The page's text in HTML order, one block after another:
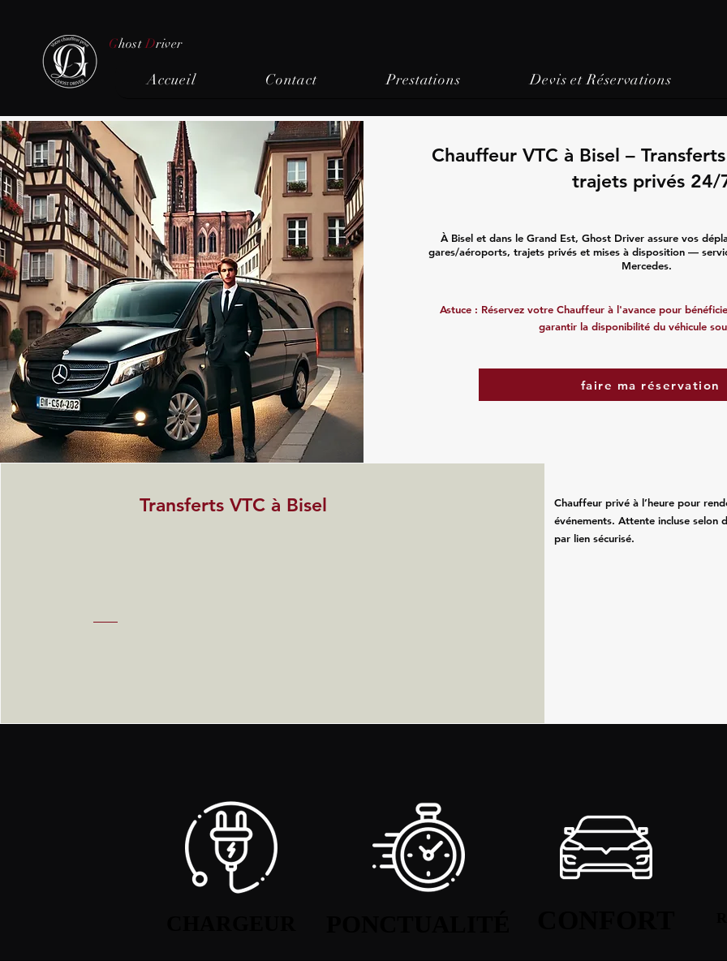
Ghost Driver
Accueil Contact Prestations Devis et Réservations
Chauffeur VTC à Bisel –
trajets privés 24/
À Bisel et dans le Grand Est, Ghost Driver assure vos
gares/aéroports, trajets privés et mises à disposition —
Mercedes.
Astuce : Réservez votre Chauffeur à l'avance pour
garantir la disponibilité du véhicule
faire ma réservation
Transferts VTC à Bisel
Chauffeur privé à l’heure pour
événements. Attente incluse selon
par lien sécurisé.